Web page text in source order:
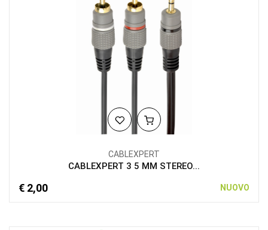
CABLEXPERT
CABLEXPERT 3 5 MM STEREO...
€ 2,00 NUOVO